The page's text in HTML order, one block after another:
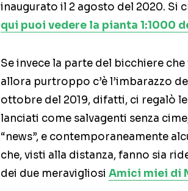
inaugurato il 2 agosto del 2020. Si
qui puoi vedere la pianta 1:1000
Se invece la parte del bicchiere
allora purtroppo c’è l’imbarazzo
ottobre del 2019, difatti, ci regalò
lanciati come salvagenti senza
“news”, e contemporaneamente
che, visti alla distanza, fanno sia
dei due meravigliosi Amici miei di